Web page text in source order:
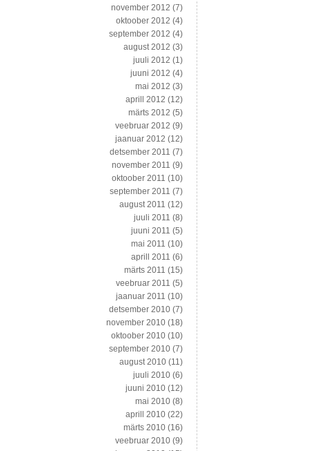
november 2012 (7)
oktoober 2012 (4)
september 2012 (4)
august 2012 (3)
juuli 2012 (1)
juuni 2012 (4)
mai 2012 (3)
aprill 2012 (12)
märts 2012 (5)
veebruar 2012 (9)
jaanuar 2012 (12)
detsember 2011 (7)
november 2011 (9)
oktoober 2011 (10)
september 2011 (7)
august 2011 (12)
juuli 2011 (8)
juuni 2011 (5)
mai 2011 (10)
aprill 2011 (6)
märts 2011 (15)
veebruar 2011 (5)
jaanuar 2011 (10)
detsember 2010 (7)
november 2010 (18)
oktoober 2010 (10)
september 2010 (7)
august 2010 (11)
juuli 2010 (6)
juuni 2010 (12)
mai 2010 (8)
aprill 2010 (22)
märts 2010 (16)
veebruar 2010 (9)